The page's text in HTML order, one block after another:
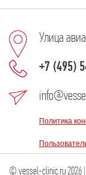
Улица
+7 (495)
Политика
© vessel-clinic.ru 2026